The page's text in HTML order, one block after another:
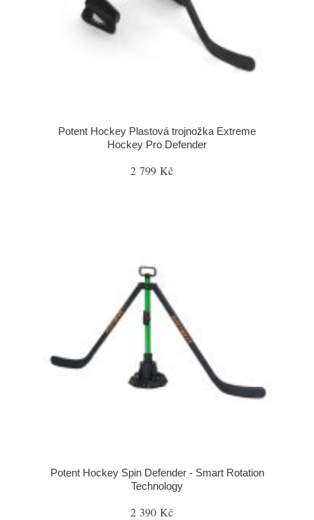
Potent Hockey Plastová trojnožka Extreme
Hockey Pro Defender
2 799 Kč
Potent Hockey Spin Defender - Smart Rotation
Technology
2 390 Kč